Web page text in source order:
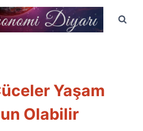
Yaşam
Olabilir